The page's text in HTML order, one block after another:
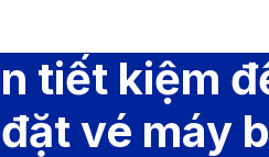
Là hãng hàng không quốc gia,
tiết kiệm
vé máy